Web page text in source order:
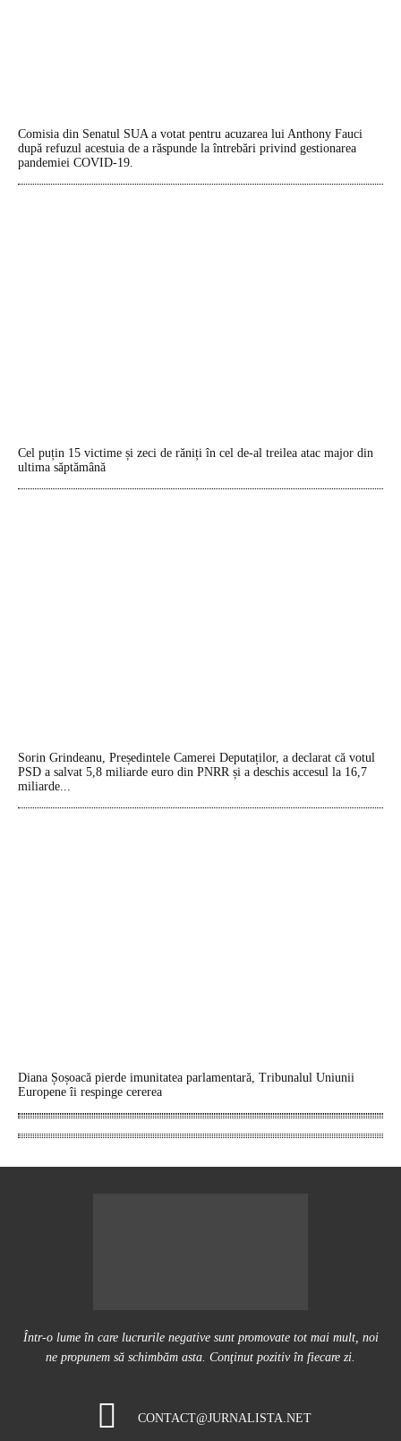
Comisia din Senatul SUA a votat pentru acuzarea lui Anthony Fauci
după refuzul acestuia de a răspunde la întrebări privind gestionarea
pandemiei COVID-19.
Cel puțin 15 victime și zeci de răniți în cel de-al treilea atac major din
ultima săptămână
Sorin Grindeanu, Președintele Camerei Deputaților, a declarat că votul
PSD a salvat 5,8 miliarde euro din PNRR și a deschis accesul la 16,7
miliarde...
Diana Șoșoacă pierde imunitatea parlamentară, Tribunalul Uniunii
Europene îi respinge cererea
Într-o lume în care lucrurile negative sunt promovate tot mai mult, noi
ne propunem să schimbăm asta. Conţinut pozitiv în fiecare zi.
CONTACT@JURNALISTA.NET